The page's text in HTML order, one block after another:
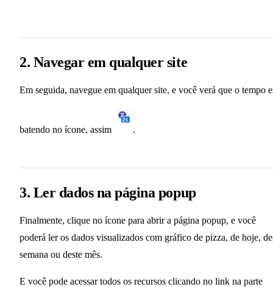
2. Navegar em qualquer site
Em seguida, navegue em qualquer site, e você verá que o tempo
batendo no ícone, assim .
3. Ler dados na página popup
Finalmente, clique no ícone para abrir a página popup, e você
poderá ler os dados visualizados com gráfico de pizza, de hoje,
semana ou deste mês.
E você pode acessar todos os recursos clicando no link na parte